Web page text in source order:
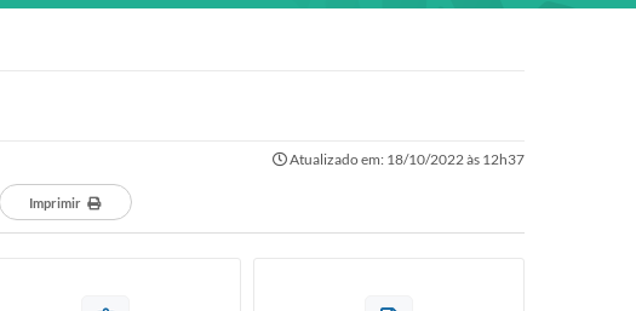
Atualizado em: 18/10/2022 às 12h37
Imprimir